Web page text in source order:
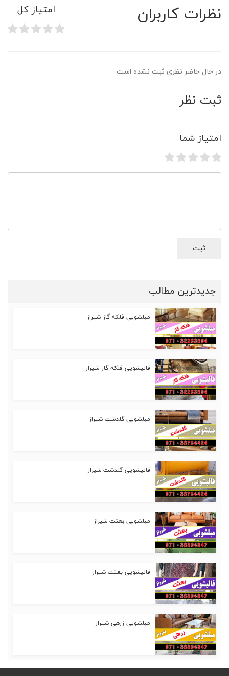
نظرات کاربران امتیاز کل
در حال حاضر نظری ثبت نشده است
ثبت نظر
امتیاز شما
ثبت
جدیدترین مطالب
مبلشویی فلکه گاز شیراز
قالیشویی فلکه گاز شیراز
مبلشویی گلدشت شیراز
قالیشویی گلدشت شیراز
مبلشویی بعثت شیراز
قالیشویی بعثت شیراز
مبلشویی زرهی شیراز